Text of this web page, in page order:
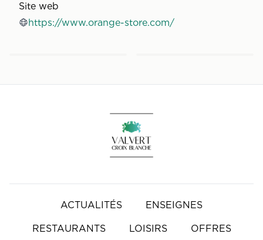
Site web
https://www.orange-store.com/
Accueil
ACTUALITÉS ENSEIGNES
RESTAURANTS LOISIRS OFFRES